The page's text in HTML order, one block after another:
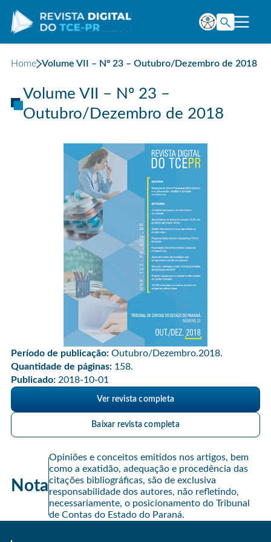
Home Volume VII – Nº 23 – Outubro/Dezembro de 2018
Volume VII – Nº 23 –
Outubro/Dezembro de 2018
Período de publicação: Outubro/Dezembro.2018.
Quantidade de páginas: 158.
Publicado: 2018-10-01
Ver revista completa
Baixar revista completa
Nota
Opiniões e conceitos emitidos nos artigos, bem
como a exatidão, adequação e procedência das
citações bibliográficas, são de exclusiva
responsabilidade dos autores, não refletindo,
necessariamente, o posicionamento do Tribunal
de Contas do Estado do Paraná.